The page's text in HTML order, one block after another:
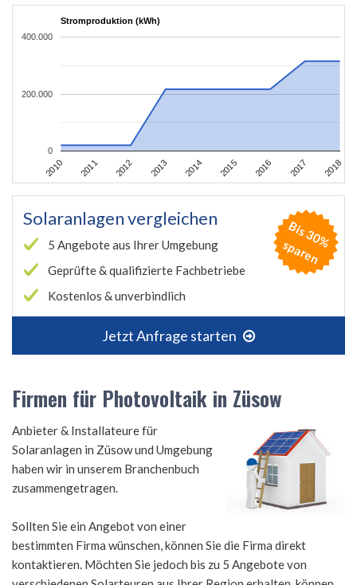
Stromproduktion (kWh)
2010 2011 2012 2013 2014 2015 2016 2017 2018
0
200.000
400.000
Solaranlagen vergleichen
5 Angebote aus Ihrer Umgebung
Geprüfte & qualifizierte Fachbetriebe
Kostenlos & unverbindlich
Jetzt Anfrage starten
B
is
3
0
%
s
p
a
r
e
n
Firmen für Photovoltaik in Züsow
Anbieter & Installateure für
Solaranlagen in Züsow und Umgebung
haben wir in unserem Branchenbuch
zusammengetragen.
Sollten Sie ein Angebot von einer
bestimmten Firma wünschen, können Sie die Firma direkt
kontaktieren. Möchten Sie jedoch bis zu 5 Angebote von